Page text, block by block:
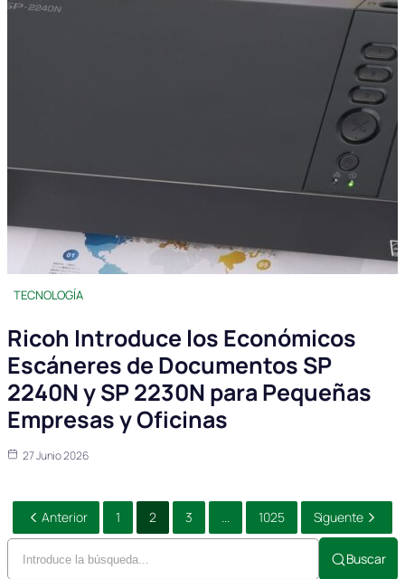
TECNOLOGÍA
Ricoh Introduce los Económicos
Escáneres de Documentos SP
2240N y SP 2230N para Pequeñas
Empresas y Oficinas
27 Junio 2026
Anterior 1 2 3 ... 1025 Siguente
Buscar